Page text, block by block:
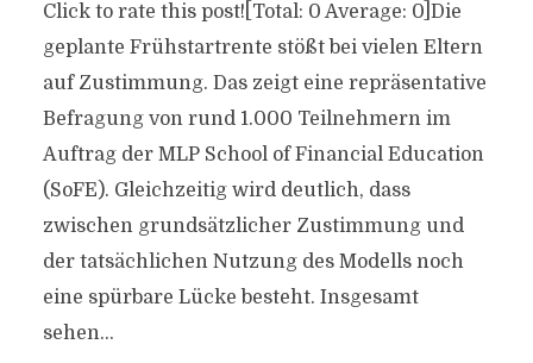
Click to rate this post![Total: 0 Average: 0]Die
geplante Frühstartrente stößt bei vielen Eltern
auf Zustimmung. Das zeigt eine repräsentative
Befragung von rund 1.000 Teilnehmern im
Auftrag der MLP School of Financial Education
(SoFE). Gleichzeitig wird deutlich, dass
zwischen grundsätzlicher Zustimmung und
der tatsächlichen Nutzung des Modells noch
eine spürbare Lücke besteht. Insgesamt
sehen...